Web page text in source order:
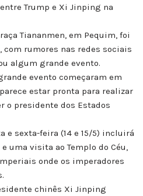
Trump e Xi Jinping na
Tiananmen, em Pequim, foi
rumores nas redes sociais
algum grande evento.
evento começaram em
estar pronta para realizar
o presidente dos Estados
e sexta-feira (14 e 15/5) incluirá
uma visita ao Templo do Céu,
onde os imperadores
chinês Xi Jinping